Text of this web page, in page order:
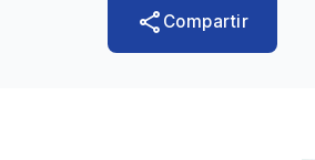
share Compartir